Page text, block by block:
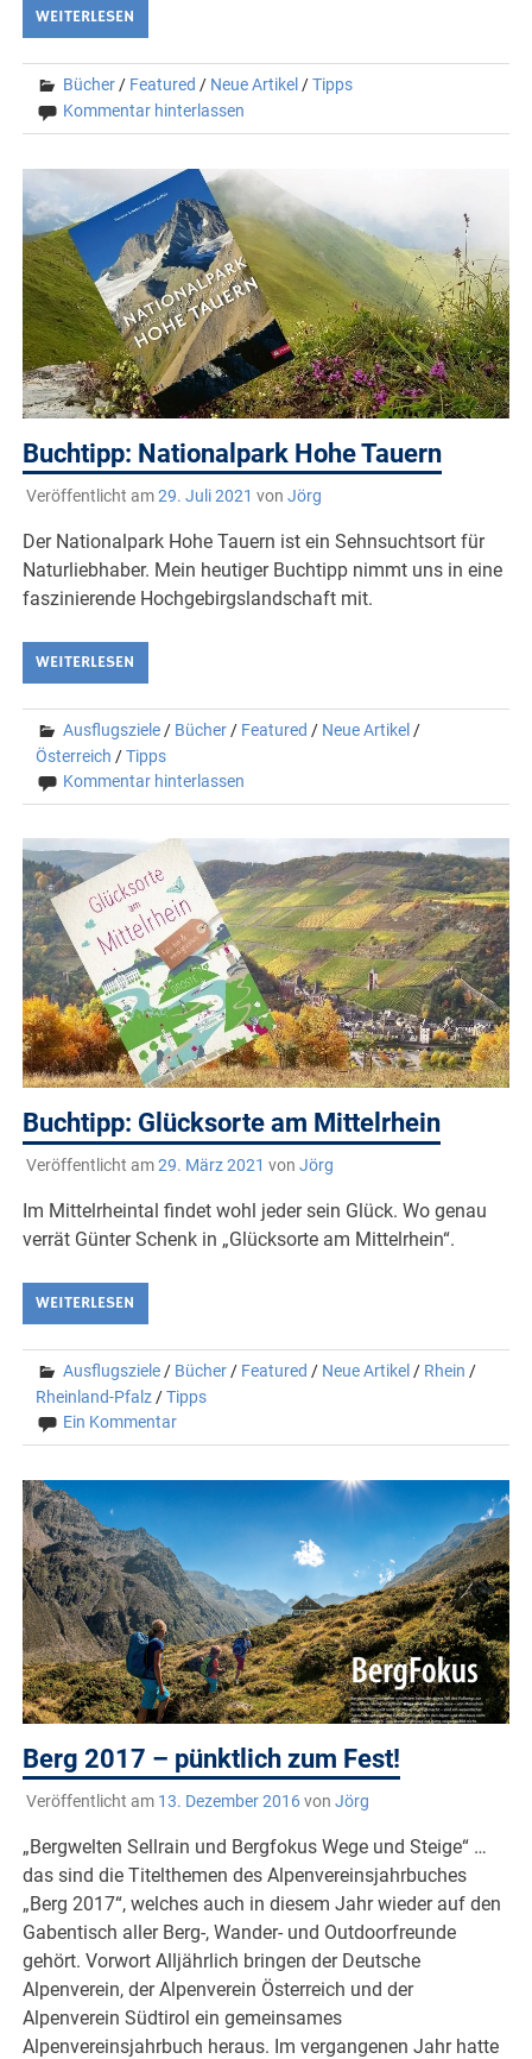
WEITERLESEN
Bücher / Featured / Neue Artikel /Tipps
Kommentar hinterlassen
Buchtipp: Nationalpark Hohe Tauern
Veröffentlicht am29. Juli 2021 von Jörg
Der Nationalpark Hohe Tauern ist ein Sehnsuchtsort für
Naturliebhaber. Mein heutiger Buchtipp nimmt uns in eine
faszinierende Hochgebirgslandschaft mit.
WEITERLESEN
Ausflugsziele / Bücher / Featured / Neue Artikel /
Österreich /Tipps
Kommentar hinterlassen
Buchtipp: Glücksorte am Mittelrhein
Veröffentlicht am29. März 2021 von Jörg
Im Mittelrheintal findet wohl jeder sein Glück. Wo genau
verrät Günter Schenk in „Glücksorte am Mittelrhein“.
WEITERLESEN
Ausflugsziele / Bücher / Featured / Neue Artikel / Rhein /
Rheinland-Pfalz /Tipps
Ein Kommentar
Berg 2017 – pünktlich zum Fest!
Veröffentlicht am 13. Dezember 2016von Jörg
„Bergwelten Sellrain und Bergfokus Wege und Steige“ …
das sind die Titelthemen des Alpenvereinsjahrbuches
„Berg 2017“, welches auch in diesem Jahr wieder auf den
Gabentisch aller Berg-, Wander- und Outdoorfreunde
gehört. Vorwort Alljährlich bringen der Deutsche
Alpenverein, der Alpenverein Österreich und der
Alpenverein Südtirol ein gemeinsames
Alpenvereinsjahrbuch heraus. Im vergangenen Jahr hatte